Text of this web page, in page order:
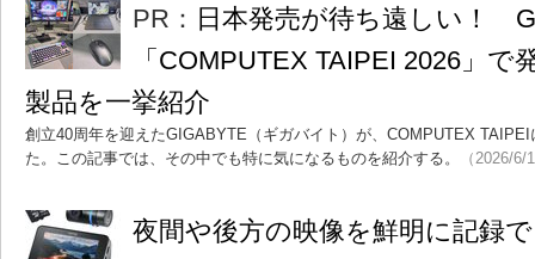
PR： 日本発売が待ち遠しい！
「COMPUTEX TAIPEI 2026」
製品を一挙紹介
創立40周年を迎えたGIGABYTE（ギガバイト）が、COMPUTEX
た。この記事では、その中でも特に気になるものを紹介する。
（2026/6/
夜間や後方の映像を鮮明に記録